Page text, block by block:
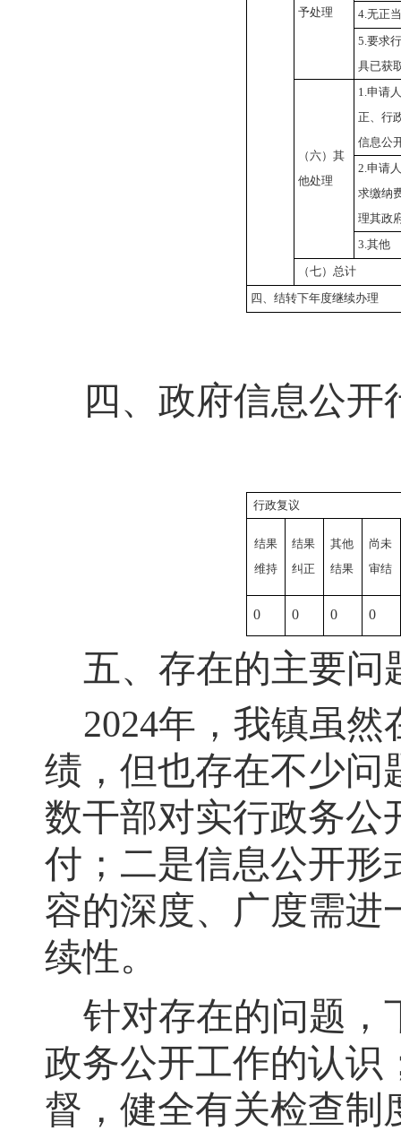
予处理
4.无正
5.要求
具已获
（六）其
他处理
1.申请
正、行
信息公
2.申请
求缴纳
理其政
3.其他
（七）总计
四、结转下年度继续办理
四、政府信息公
行政复议
结果
维持
结果
纠正
其他
结果
尚未
审结
0 0 0 0
五、存在的主要问
2024年 ， 我镇虽然
绩，但也存在不少问
数干部对实行政务公
付；二是信息公开形
容的深度、广度需进
续性。
针对存在的问题 ，
政务公开工作的认识
督，健全有关检查制